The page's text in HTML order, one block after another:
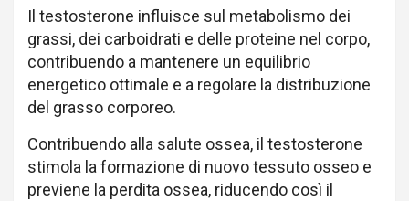
Il testosterone influisce sul metabolismo dei
grassi, dei carboidrati e delle proteine nel corpo,
contribuendo a mantenere un equilibrio
energetico ottimale e a regolare la distribuzione
del grasso corporeo.
Contribuendo alla salute ossea, il testosterone
stimola la formazione di nuovo tessuto osseo e
previene la perdita ossea, riducendo così il